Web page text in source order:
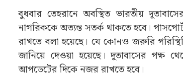
বুধবার তেহরানে অবস্থিত ভারতীয়
নাগরিককে অত্যন্ত সতর্ক থাকতে হবে।
রাখতে বলা হয়েছে। যে কোনও জরুরি
জানিয়ে দেওয়া হয়েছে। দূতাবাসের পক্ষ
আপডেটের দিকে নজর রাখতে হবে।